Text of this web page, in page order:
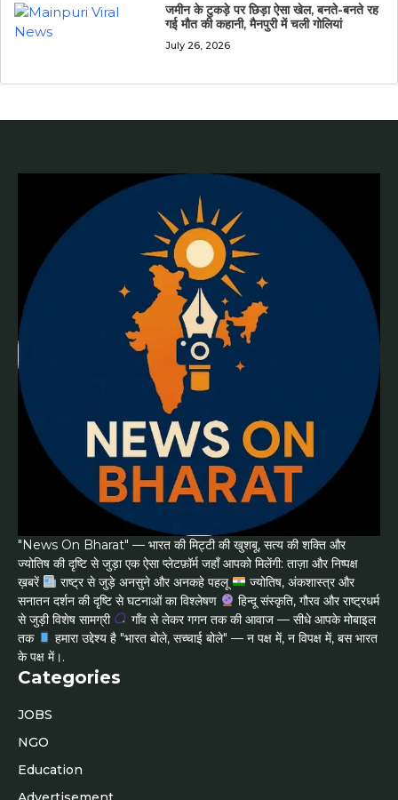
जमीन के टुकड़े पर छिड़ा ऐसा खेल, बनते-बनते रह
गई मौत की कहानी, मैनपुरी में चली गोलियां
July 26, 2026
"News On Bharat" — भारत की मिट्टी की खुशबू, सत्य की शक्ति और
ज्योतिष की दृष्टि से जुड़ा एक ऐसा प्लेटफ़ॉर्म जहाँ आपको मिलेंगी: ताज़ा और निष्पक्ष
ख़बरें
राष्ट्र से जुड़े अनसुने और अनकहे पहलू
ज्योतिष, अंकशास्त्र और
सनातन दर्शन की दृष्टि से घटनाओं का विश्लेषण
हिन्दू संस्कृति, गौरव और राष्ट्रधर्म
से जुड़ी विशेष सामग्री
गाँव से लेकर गगन तक की आवाज — सीधे आपके मोबाइल
तक
हमारा उद्देश्य है "भारत बोले, सच्चाई बोले" — न पक्ष में, न विपक्ष में, बस भारत
के पक्ष में।.
Categories
JOBS
NGO
Education